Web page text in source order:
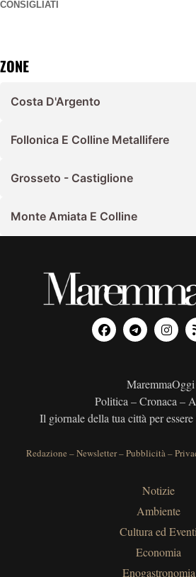
CONSIGLIATI
ZONE
Costa D'Argento
Follonica E Colline Metallifere
Grosseto - Castiglione
Monte Amiata E Colline
MaremmaOggi
Politica – Cronaca –
Il giornale della tua città per
Redazione –Newsletter–Pubblicità–
Notizie
Ambiente
Cultura ed
Economia
Enogastronomia